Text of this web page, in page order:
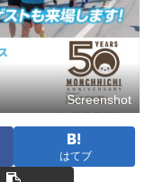
Screenshot
はてブ